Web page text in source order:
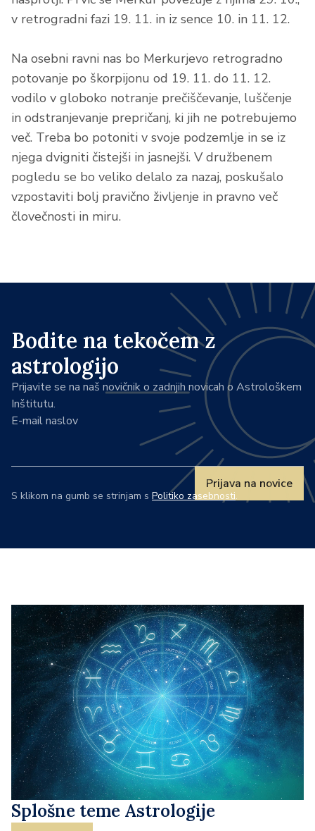
v retrogradni fazi 19. 11. in iz sence 10. in 11. 12.
Na osebni ravni nas bo Merkurjevo retrogradno
potovanje po škorpijonu od 19. 11. do 11. 12.
vodilo v globoko notranje prečiščevanje, luščenje
in odstranjevanje prepričanj, ki jih ne potrebujemo
več. Treba bo potoniti v svoje podzemlje in se iz
njega dvigniti čistejši in jasnejši. V družbenem
pogledu se bo veliko delalo za nazaj, poskušalo
vzpostaviti bolj pravično življenje in pravno več
človečnosti in miru.
Bodite na tekočem z
astrologijo
Prijavite se na naš novičnik o zadnjih novicah o Astrološkem
Inštitutu.
E-mail naslov
Prijava na novice
S klikom na gumb se strinjam s Politiko zasebnosti.
Splošne teme Astrologije